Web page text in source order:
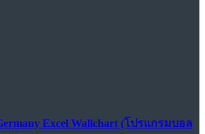
Excel Wallchart (โปรแกรมบอล